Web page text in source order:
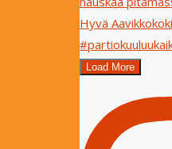
Load More